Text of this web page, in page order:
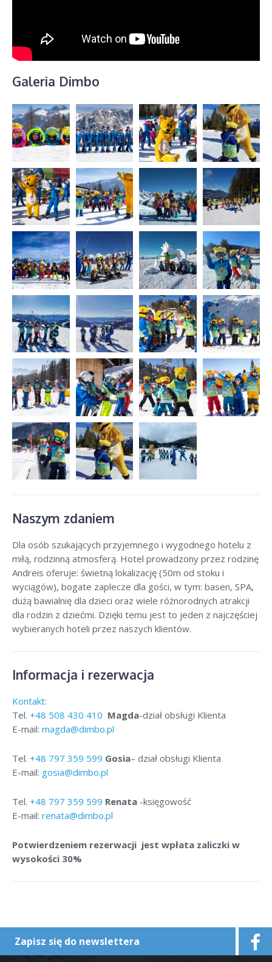
Galeria Dimbo
Naszym zdaniem
Dla osób szukających przyjemnego i wygodnego hotelu z
miłą, rodzinną atmosferą. Hotel prowadzony przez rodzinę
Andreis oferuje: świetną lokalizację (50m od stoku i
wyciągów), bogate zaplecze dla gości, w tym: basen, SPA,
dużą bawialnię dla dzieci oraz wiele różnorodnych atrakcji
dla rodzin z dziećmi. Dzięki temu jest to jeden z najczęściej
wybieranych hoteli przez naszych klientów.
Informacja i rezerwacja
Kontakt:
Tel. +48 508 430 410 Magda-dział obsługi Klienta
E-mail: magda@dimbo.pl
Tel. +48 797 359 599 Gosia– dział obsługi Klienta
E-mail: gosia@dimbo.pl
Tel. +48 797 359 599 Renata -księgowość
E-mail: renata@dimbo.pl
Potwierdzeniem rezerwacji jest wpłata zaliczki w
wysokości 30%
Zapisz się do newslettera